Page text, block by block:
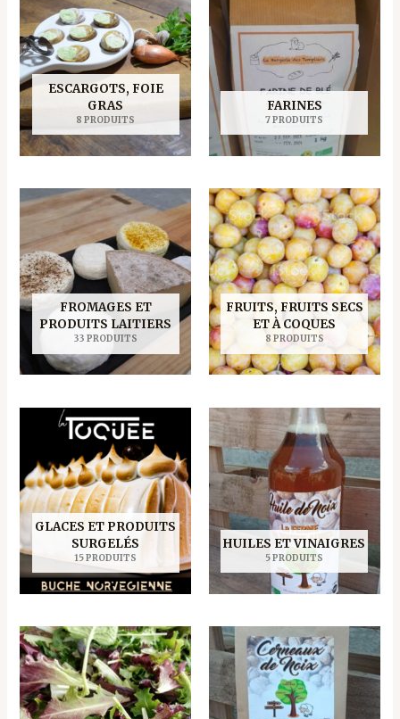
ESCARGOTS, FOIE
GRAS
8 PRODUITS
FARINES
7 PRODUITS
FROMAGES ET
PRODUITS LAITIERS
33 PRODUITS
FRUITS, FRUITS SECS
ET À COQUES
8 PRODUITS
GLACES ET PRODUITS
SURGELÉS
15 PRODUITS
HUILES ET VINAIGRES
5 PRODUITS